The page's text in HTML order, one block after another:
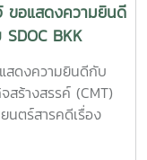
ขอแสดงความยินดี
BKK
สดงความยินดีกับ
สร้างสรรค์ (CMT)
นตร์สารคดีเรื่อง